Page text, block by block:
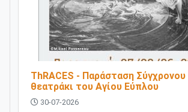
ThRACES - Παράσταση
θεατράκι του Αγίου Εύπλου
30-07-2026